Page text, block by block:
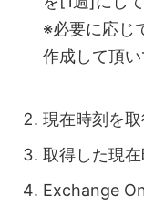
※必要に応じ
作成して頂い
現在時刻を取
取得した現在
Exchange